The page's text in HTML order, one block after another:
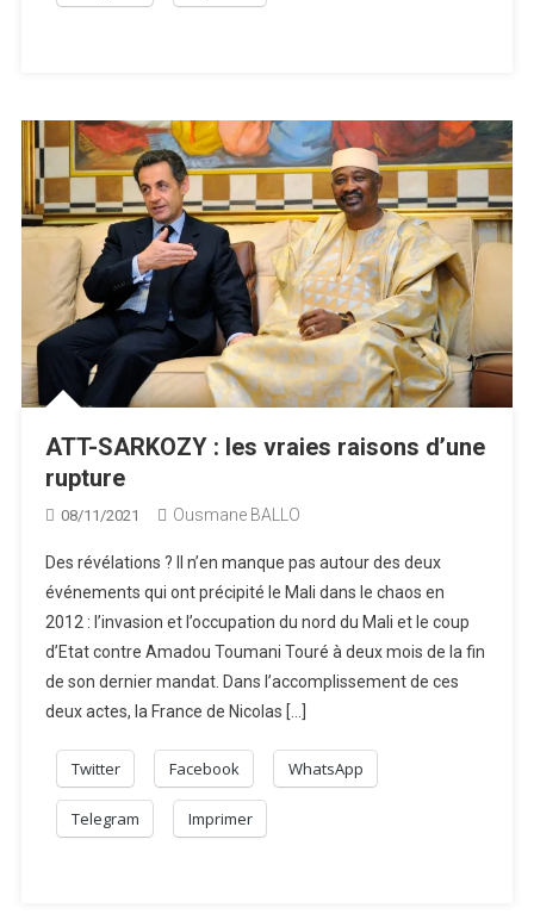
ATT-SARKOZY : les vraies raisons d’une
rupture
08/11/2021 Ousmane BALLO
Des révélations ? Il n’en manque pas autour des deux
événements qui ont précipité le Mali dans le chaos en
2012 : l’invasion et l’occupation du nord du Mali et le coup
d’Etat contre Amadou Toumani Touré à deux mois de la fin
de son dernier mandat. Dans l’accomplissement de ces
deux actes, la France de Nicolas […]
Twitter Facebook WhatsApp
Telegram Imprimer